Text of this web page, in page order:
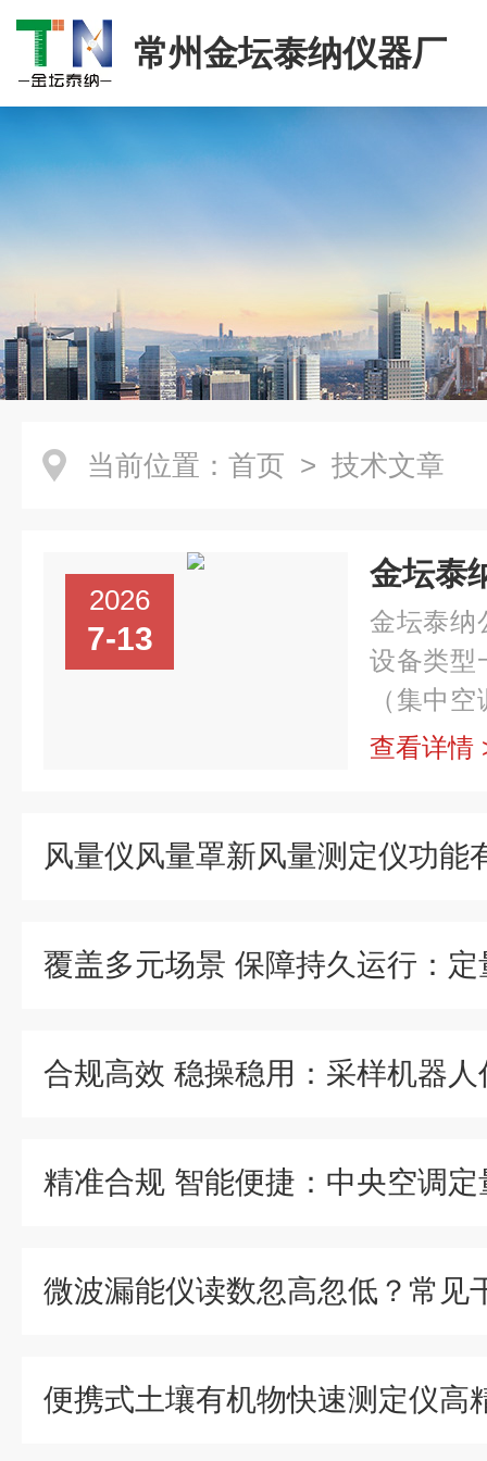
常州金坛泰纳仪器厂
当前位置： 首页 > 技术文章
2026
7-13
金坛泰纳
设备类型
（集中
管+微压
查看详情
风量仪风量罩新风量测定仪功能